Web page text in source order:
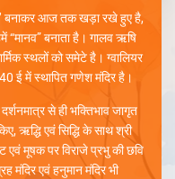
बनाकर आज तक खड़ा रखे हुए है,
“मानव” बनाता है। गालव ऋषि
स्थलों को समेटे है। ग्वालियर
ई में स्थापित गणेश मंदिर है।
से ही भक्तिभाव जागृत
ऋद्धि एवं सिद्धि के साथ श्री
एवं मूषक पर विराजे प्रभु की छवि
मंदिर एवं हनुमान मंदिर भी